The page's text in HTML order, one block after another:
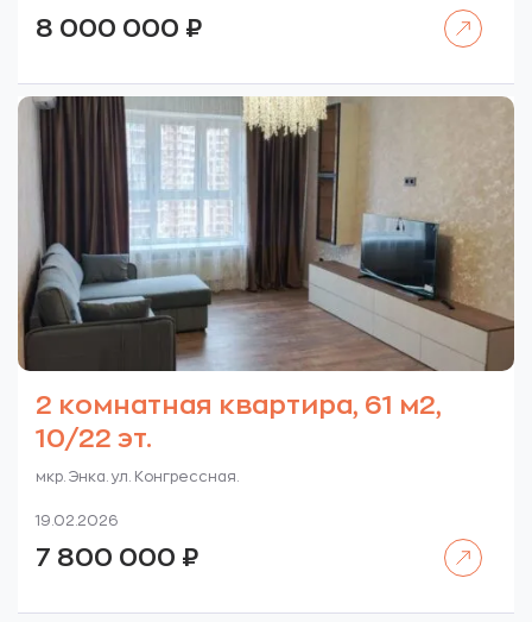
8 000 000 ₽
2 комнатная квартира, 61 м2,
10/22 эт.
мкр. Энка. ул. Конгрессная.
19.02.2026
7 800 000 ₽